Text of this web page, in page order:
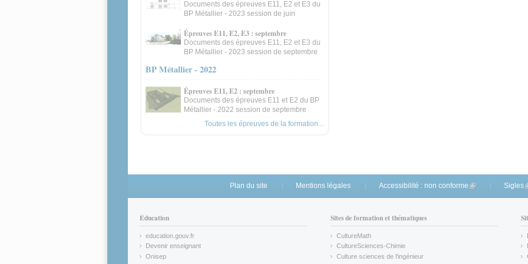
Documents des épreuves E11, E2 et E3 du
BP Métallier - 2023 session de juin
Épreuves E11, E2, E3 : septembre
Documents des épreuves E11, E2 et E3 du
BP Métallier - 2023 session de septembre
BP Métallier - 2022
Épreuves E11, E2 : septembre
Documents des épreuves E11 et E2 du BP
Métallier - 2022 session de septembre
Toutes les épreuves de la formation...
Plan du site Mentions légales Accessibilité : non conforme (link is external)
Sigles
Éducation
education.gouv.fr
(link is external)
Devenir enseignant
(link is external)
Onisep
Sites de formation et thématiques
CultureMath
(link is external)
CultureSciences-Chimie
(link is external)
Culture sciences de l'ingénieur